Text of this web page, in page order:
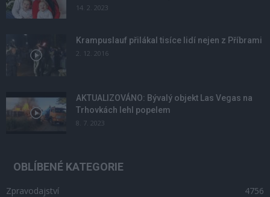
14. 2. 2023
Krampuslauf přilákal tisíce lidí nejen z Příbrami
2. 12. 2016
AKTUALIZOVÁNO: Bývalý objekt Las Vegas na
Trhovkách lehl popelem
8. 7. 2023
OBLÍBENÉ KATEGORIE
Zpravodajství
4756